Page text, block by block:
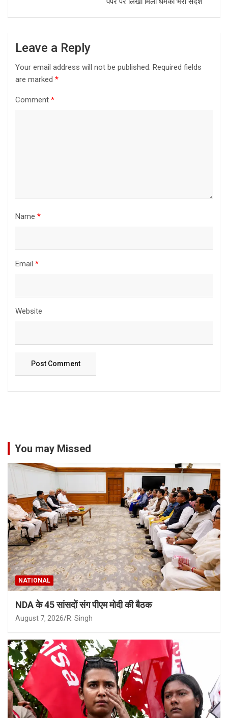
Leave a Reply
Your email address will not be published. Required fields
are marked *
Comment *
Name *
Email *
Website
You may Missed
NATIONAL
NDA के 45 सांसदों संग पीएम मोदी की बैठक
August 7, 2026 R. Singh